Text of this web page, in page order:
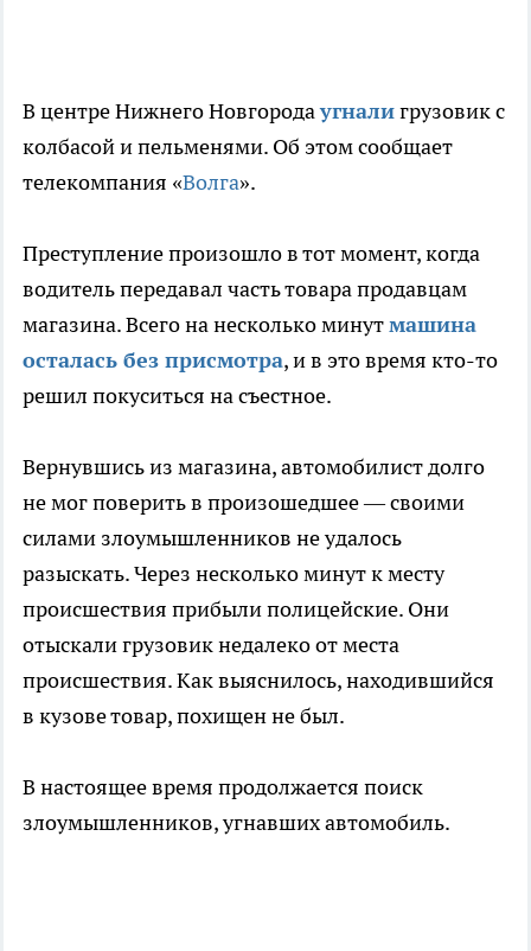
В центре Нижнего Новгородаугналигрузовик с
колбасой и пельменями. Об этом сообщает
телекомпания «Волга».
Преступление произошло в тот момент, когда
водитель передавал часть товара продавцам
магазина. Всего на несколько минутмашина
осталась без присмотра, и в это время кто-то
решил покуситься на съестное.
Вернувшись из магазина, автомобилист долго
не мог поверить в произошедшее — своими
силами злоумышленников не удалось
разыскать. Через несколько минут к месту
происшествия прибыли полицейские. Они
отыскали грузовик недалеко от места
происшествия. Как выяснилось, находившийся
в кузове товар, похищен не был.
В настоящее время продолжается поиск
злоумышленников, угнавших автомобиль.